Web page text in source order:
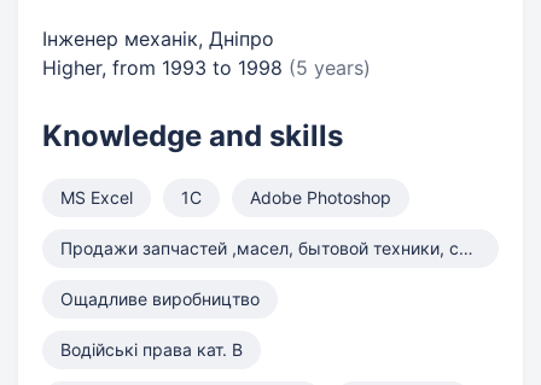
Інженер механік, Дніпро
Higher, from 1993 to 1998 (5 years)
Knowledge and skills
MS Excel 1С Adobe Photoshop
Продажи запчастей ,масел, бытовой техники, строй материалов
Ощадливе виробництво
Водійські права кат. B